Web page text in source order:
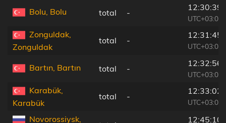
Bolu, Bolu total -
12:30:39
UTC+03:00
Zonguldak,
Zonguldak
total -
12:31:45
UTC+03:00
Bartın, Bartın total -
12:32:56
UTC+03:00
Karabük,
Karabük
total -
12:33:02
UTC+03:00
Novorossiysk,
12:45:10